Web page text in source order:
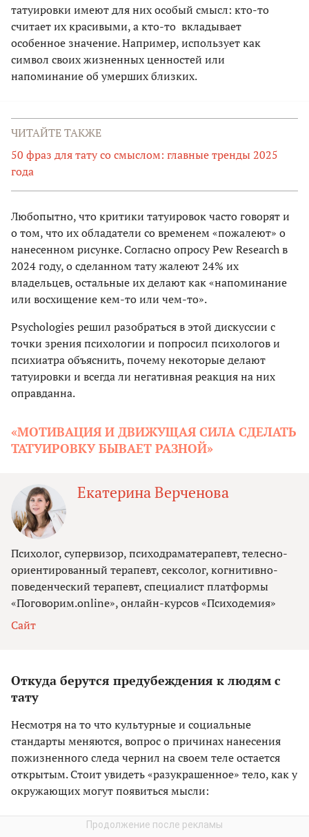
татуировки имеют для них особый смысл: кто-то
считает их красивыми, а кто-то вкладывает
особенное значение. Например, использует как
символ своих жизненных ценностей или
напоминание об умерших близких.
ЧИТАЙТЕ ТАКЖЕ
50 фраз для тату со смыслом: главные тренды 2025
года
Любопытно, что критики татуировок часто говорят и
о том, что их обладатели со временем «пожалеют» о
нанесенном рисунке. Согласно опросу Pew Research в
2024 году, о сделанном тату жалеют 24% их
владельцев, остальные их делают как «напоминание
или восхищение кем-то или чем-то».
Psychologies решил разобраться в этой дискуссии с
точки зрения психологии и попросил психологов и
психиатра объяснить, почему некоторые делают
татуировки и всегда ли негативная реакция на них
оправданна.
«МОТИВАЦИЯ И ДВИЖУЩАЯ СИЛА СДЕЛАТЬ
ТАТУИРОВКУ БЫВАЕТ РАЗНОЙ»
Екатерина Верченова
Психолог, супервизор, психодраматерапевт, телесно-
ориентированный терапевт, сексолог, когнитивно-
поведенческий терапевт, специалист платформы
«Поговорим.online», онлайн-курсов «Психодемия»
Сайт
Откуда берутся предубеждения к людям с
тату
Несмотря на то что культурные и социальные
стандарты меняются, вопрос о причинах нанесения
пожизненного следа чернил на своем теле остается
открытым. Стоит увидеть «разукрашенное» тело, как у
окружающих могут появиться мысли: